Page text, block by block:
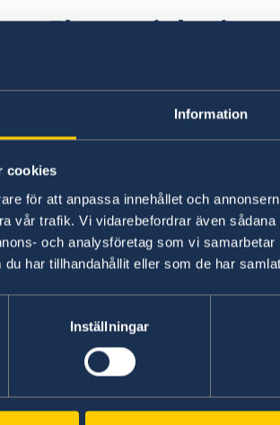
Information
cookies
för att anpassa innehållet och
vår trafik. Vi vidarebefordrar även
och analysföretag som vi
har tillhandahållit eller som de har
Inställningar
Ekvatorialguinea
I Ekvatorialguinea företräds
ansökningar om
Spaniens ambassad i
ansökan, särskilt inbjudan,
handlingar, nu måste
Schengenvisum på spanska
Sverige är en del av
har visum för att resa till